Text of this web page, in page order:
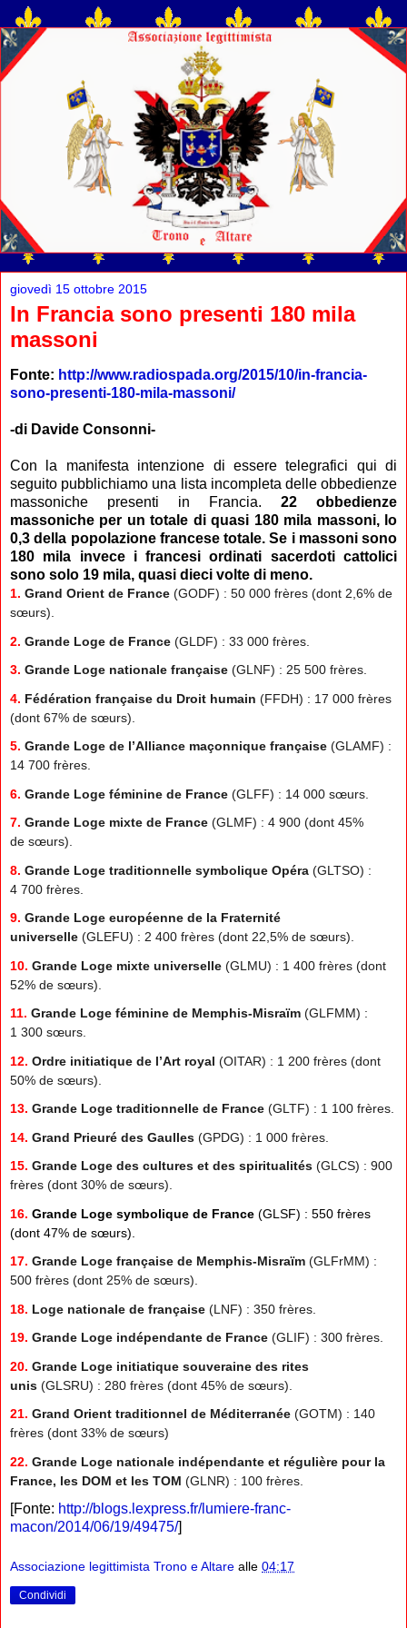
giovedì 15 ottobre 2015
In Francia sono presenti 180 mila
massoni
Fonte: http://www.radiospada.org/2015/10/in-francia-
sono-presenti-180-mila-massoni/
-di Davide Consonni-
Con la manifesta intenzione di essere telegrafici qui di
seguito pubblichiamo una lista incompleta delle obbedienze
massoniche presenti in Francia. 22 obbedienze
massoniche per un totale di quasi 180 mila massoni, lo
0,3 della popolazione francese totale. Se i massoni sono
180 mila invece i francesi ordinati sacerdoti cattolici
sono solo 19 mila, quasi dieci volte di meno.
1. Grand Orient de France (GODF) : 50 000 frères (dont 2,6% de
sœurs).
2. Grande Loge de France (GLDF) : 33 000 frères.
3. Grande Loge nationale française (GLNF) : 25 500 frères.
4. Fédération française du Droit humain (FFDH) : 17 000 frères
(dont 67% de sœurs).
5. Grande Loge de l’Alliance maçonnique française (GLAMF) :
14 700 frères.
6. Grande Loge féminine de France (GLFF) : 14 000 sœurs.
7. Grande Loge mixte de France (GLMF) : 4 900 (dont 45%
de sœurs).
8. Grande Loge traditionnelle symbolique Opéra (GLTSO) :
4 700 frères.
9. Grande Loge européenne de la Fraternité
universelle (GLEFU) : 2 400 frères (dont 22,5% de sœurs).
10. Grande Loge mixte universelle (GLMU) : 1 400 frères (dont
52% de sœurs).
11. Grande Loge féminine de Memphis-Misraïm (GLFMM) :
1 300 sœurs.
12. Ordre initiatique de l’Art royal (OITAR) : 1 200 frères (dont
50% de sœurs).
13. Grande Loge traditionnelle de France (GLTF) : 1 100 frères.
14. Grand Prieuré des Gaulles (GPDG) : 1 000 frères.
15. Grande Loge des cultures et des spiritualités (GLCS) : 900
frères (dont 30% de sœurs).
16. Grande Loge symbolique de France (GLSF) : 550 frères
(dont 47% de sœurs).
17. Grande Loge française de Memphis-Misraïm (GLFrMM) :
500 frères (dont 25% de sœurs).
18. Loge nationale de française (LNF) : 350 frères.
19. Grande Loge indépendante de France (GLIF) : 300 frères.
20. Grande Loge initiatique souveraine des rites
unis (GLSRU) : 280 frères (dont 45% de sœurs).
21. Grand Orient traditionnel de Méditerranée (GOTM) : 140
frères (dont 33% de sœurs)
22. Grande Loge nationale indépendante et régulière pour la
France, les DOM et les TOM (GLNR) : 100 frères.
[Fonte: http://blogs.lexpress.fr/lumiere-franc-
macon/2014/06/19/49475/
Associazione legittimista Trono e Altare alle 04:17
Condividi